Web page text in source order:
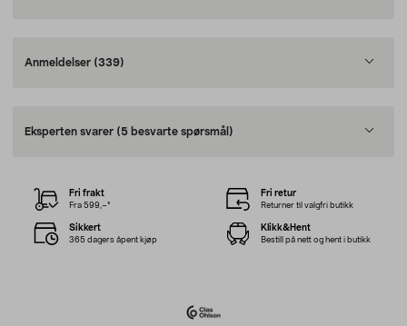
Anmeldelser (339)
Eksperten svarer (5 besvarte spørsmål)
Fri frakt
Fra 599,–*
Fri retur
Returner til valgfri butikk
Sikkert
365 dagers åpent kjøp
Klikk&Hent
Bestill på nett og hent i butikk